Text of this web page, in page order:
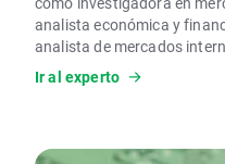
analista económica y
analista de mercados
donde realiza análisis
principales activos
Ir al experto